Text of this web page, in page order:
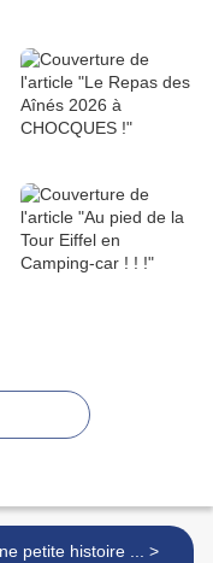
Une petite histoire ... >